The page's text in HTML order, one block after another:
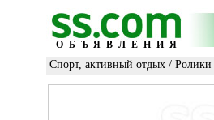
ОБЪЯВЛЕНИЯ
Спорт, активный отдых / Ролики